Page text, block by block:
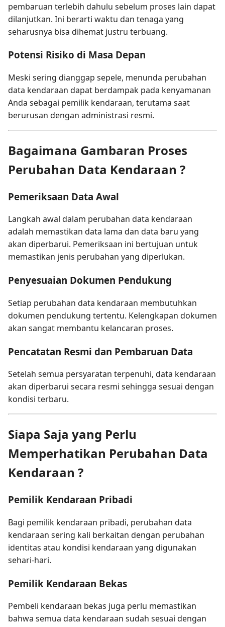
pembaruan terlebih dahulu sebelum proses lain dapat
dilanjutkan. Ini berarti waktu dan tenaga yang
seharusnya bisa dihemat justru terbuang.
Potensi Risiko di Masa Depan
Meski sering dianggap sepele, menunda perubahan
data kendaraan dapat berdampak pada kenyamanan
Anda sebagai pemilik kendaraan, terutama saat
berurusan dengan administrasi resmi.
Bagaimana Gambaran Proses
Perubahan Data Kendaraan ?
Pemeriksaan Data Awal
Langkah awal dalam perubahan data kendaraan
adalah memastikan data lama dan data baru yang
akan diperbarui. Pemeriksaan ini bertujuan untuk
memastikan jenis perubahan yang diperlukan.
Penyesuaian Dokumen Pendukung
Setiap perubahan data kendaraan membutuhkan
dokumen pendukung tertentu. Kelengkapan dokumen
akan sangat membantu kelancaran proses.
Pencatatan Resmi dan Pembaruan Data
Setelah semua persyaratan terpenuhi, data kendaraan
akan diperbarui secara resmi sehingga sesuai dengan
kondisi terbaru.
Siapa Saja yang Perlu
Memperhatikan Perubahan Data
Kendaraan ?
Pemilik Kendaraan Pribadi
Bagi pemilik kendaraan pribadi, perubahan data
kendaraan sering kali berkaitan dengan perubahan
identitas atau kondisi kendaraan yang digunakan
sehari-hari.
Pemilik Kendaraan Bekas
Pembeli kendaraan bekas juga perlu memastikan
bahwa semua data kendaraan sudah sesuai dengan